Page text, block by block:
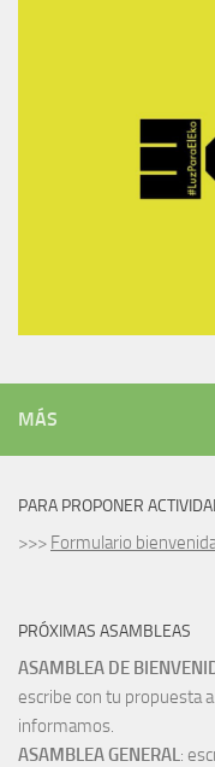
MÁS
PARA PROPONER
>>> Formulario
PRÓXIMAS ASAMBLEAS
ASAMBLEA DE
escribe con tu propuesta
informamos.
ASAMBLEA GENERAL :